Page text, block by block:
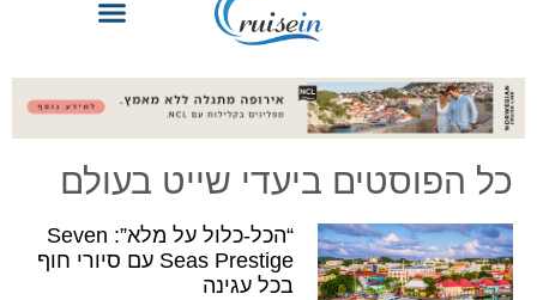
כל הפוסטים ביעדי שייט בעולם
“הכל-כלול על מלא”: Seven
Seas Prestige עם סיורי חוף
בכל עגינה